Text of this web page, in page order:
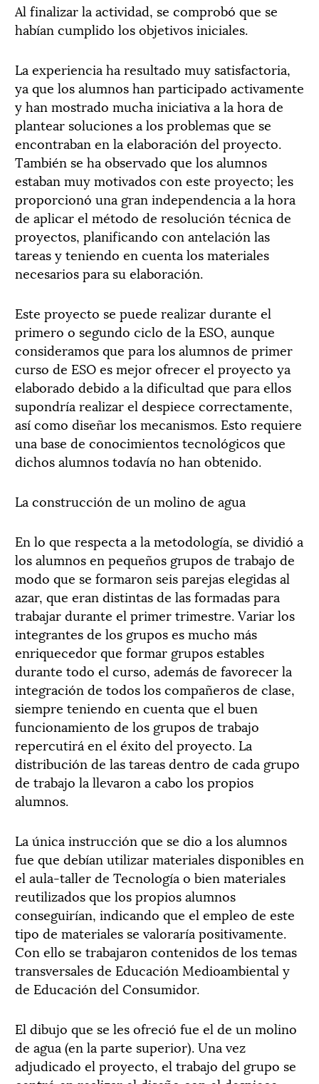
Al finalizar la actividad, se comprobó que se
habían cumplido los objetivos iniciales.
La experiencia ha resultado muy satisfactoria,
ya que los alumnos han participado activamente
y han mostrado mucha iniciativa a la hora de
plantear soluciones a los problemas que se
encontraban en la elaboración del proyecto.
También se ha observado que los alumnos
estaban muy motivados con este proyecto; les
proporcionó una gran independencia a la hora
de aplicar el método de resolución técnica de
proyectos, planificando con antelación las
tareas y teniendo en cuenta los materiales
necesarios para su elaboración.
Este proyecto se puede realizar durante el
primero o segundo ciclo de la ESO, aunque
consideramos que para los alumnos de primer
curso de ESO es mejor ofrecer el proyecto ya
elaborado debido a la dificultad que para ellos
supondría realizar el despiece correctamente,
así como diseñar los mecanismos. Esto requiere
una base de conocimientos tecnológicos que
dichos alumnos todavía no han obtenido.
La construcción de un molino de agua
En lo que respecta a la metodología, se dividió a
los alumnos en pequeños grupos de trabajo de
modo que se formaron seis parejas elegidas al
azar, que eran distintas de las formadas para
trabajar durante el primer trimestre. Variar los
integrantes de los grupos es mucho más
enriquecedor que formar grupos estables
durante todo el curso, además de favorecer la
integración de todos los compañeros de clase,
siempre teniendo en cuenta que el buen
funcionamiento de los grupos de trabajo
repercutirá en el éxito del proyecto. La
distribución de las tareas dentro de cada grupo
de trabajo la llevaron a cabo los propios
alumnos.
La única instrucción que se dio a los alumnos
fue que debían utilizar materiales disponibles en
el aula-taller de Tecnología o bien materiales
reutilizados que los propios alumnos
conseguirían, indicando que el empleo de este
tipo de materiales se valoraría positivamente.
Con ello se trabajaron contenidos de los temas
transversales de Educación Medioambiental y
de Educación del Consumidor.
El dibujo que se les ofreció fue el de un molino
de agua (en la parte superior). Una vez
adjudicado el proyecto, el trabajo del grupo se